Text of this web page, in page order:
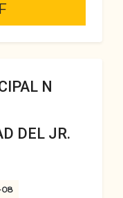
N
DEL JR.
08